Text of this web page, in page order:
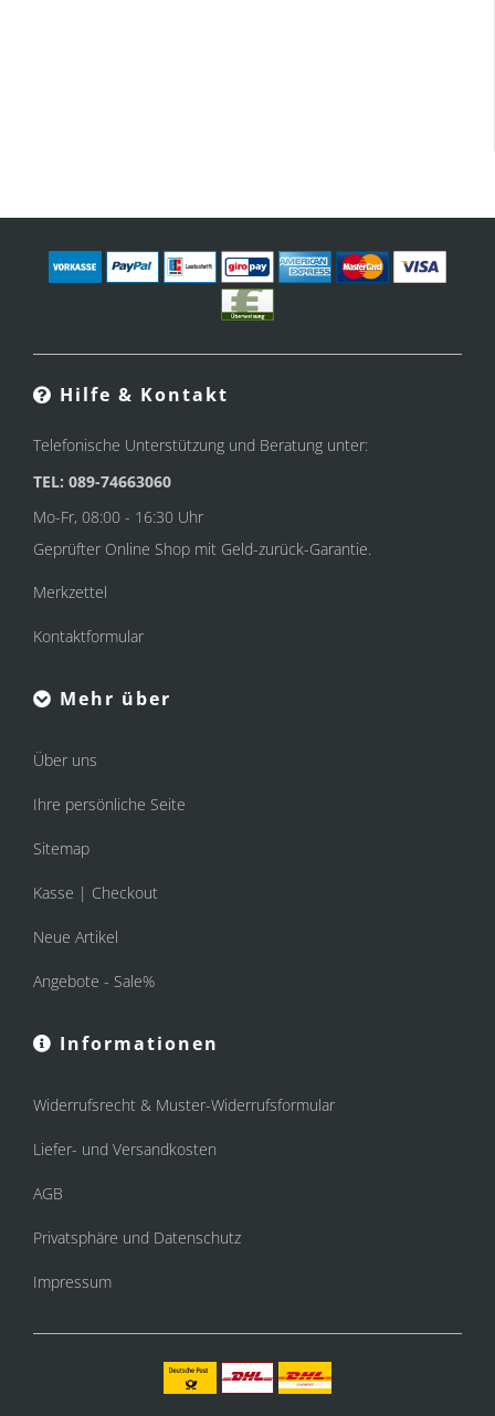
Hilfe & Kontakt
Telefonische Unterstützung und Beratung unter:
TEL: 089-74663060
Mo-Fr, 08:00 - 16:30 Uhr
Geprüfter Online Shop mit Geld-zurück-Garantie.
Merkzettel
Kontaktformular
Mehr über
Über uns
Ihre persönliche Seite
Sitemap
Kasse | Checkout
Neue Artikel
Angebote - Sale%
Informationen
Widerrufsrecht & Muster-Widerrufsformular
Liefer- und Versandkosten
AGB
Privatsphäre und Datenschutz
Impressum